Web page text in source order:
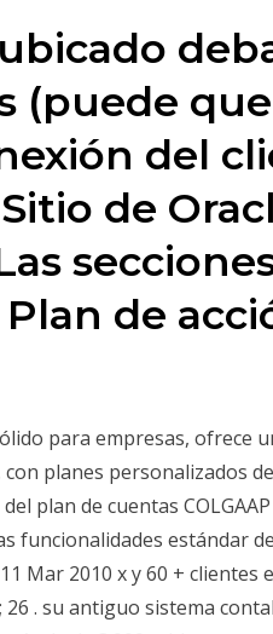
(puede
del
de
de
para empresas,
planes personalizados
plan de cuentas
funcionalidades estándar
Mar 2010 x y 60 + clientes
26 . su antiguo sistema